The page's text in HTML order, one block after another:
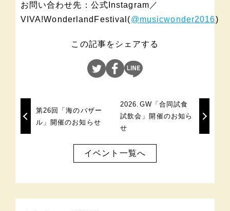
お問い合わせ先：公式Instagram／
VIVA!WonderlandFestival(@musicwonder2016)
この記事をシェアする
第26回「海のバザー
ル」開催のお知らせ
2026.GW「合同試食
試飲会」開催のお知ら
せ
イベント一覧へ